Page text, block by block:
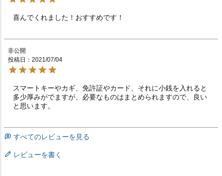
喜んでくれました！おすすめです！
非公開
投稿日
2021/07/04
スマートキーやカギ、免許証やカード、それに小銭を入れると
多少厚みがでますが、必要なものはまとめられますので、良い
と思います。
すべてのレビューを見る
レビューを書く